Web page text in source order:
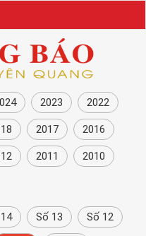
2023 2022
2017 2016
2011 2010
Số 13 Số 12